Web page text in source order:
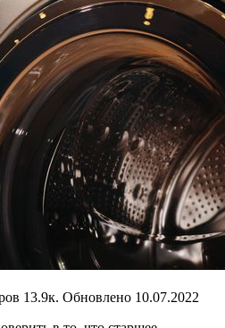
13.9к. Обновлено 10.07.2022